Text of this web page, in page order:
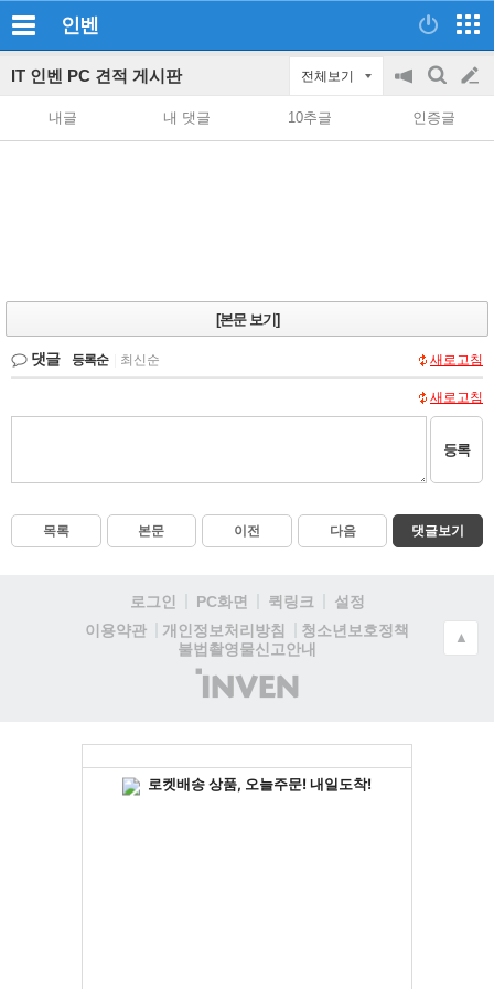
인벤
IT 인벤 PC 견적 게시판 전체보기
공
on/off
검
색
글
쓰
내글 내 댓글 10추글 인증글
[본문 보기]
댓글 등록순 최신순 새로고침
새로고침
등록
목록 본문 이전 다음 댓글보기
로그인 PC화면 퀵링크
설정
이용약관
개인정보처리방침
청소년보호정책
불법촬영물신고안내
(주)
인
▲